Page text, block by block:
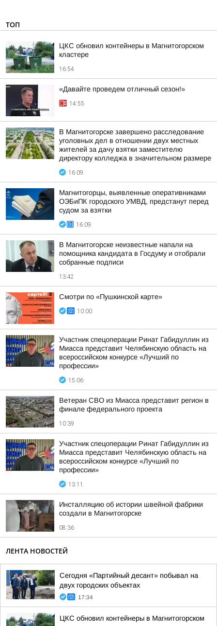
ТОП
ЦКС обновил контейнеры в Магнитогорском
кластере
16:54
«Давайте проведем отличный сезон!»
14:55
В Магнитогорске завершено расследование
уголовных дел в отношении двух местных
жителей за дачу взятки заместителю
директору колледжа в значительном размере
16:09
Магнитогорцы, выявленные оперативниками
ОЭБиПК городского УМВД, предстанут перед
судом за взятки
16:09
В Магнитогорске неизвестные напали на
помощника кандидата в Госдуму и отобрали
собранные подписи
13:42
Смотри по «Пушкинской карте»
10:00
Участник спецоперации Ринат Габидуллин из
Миасса представит Челябинскую область на
всероссийском конкурсе «Лучший по
профессии»
15:06
Ветеран СВО из Миасса представит регион в
финале федерального проекта
10:39
Участник спецоперации Ринат Габидуллин из
Миасса представит Челябинскую область на
всероссийском конкурсе «Лучший по
профессии»
13:11
Инсталляцию об истории швейной фабрики
создали в Магнитогорске
08:36
ЛЕНТА НОВОСТЕЙ
Сегодня «Партийный десант» побывал на
двух городских объектах
17:34
ЦКС обновил контейнеры в Магнитогорском